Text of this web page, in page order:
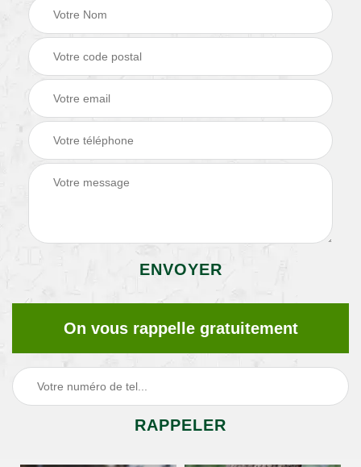
On vous rappelle gratuitement